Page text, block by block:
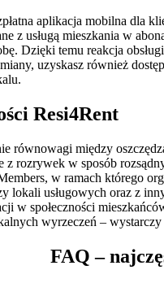
aplikacja mobilna dla
z usługą mieszkania w
Dzięki temu reakcja
uzyskasz również
Resi4Rent
równowagi między
rozrywek w sposób
w ramach którego
lokali usługowych oraz z
w społeczności
wyrzeczeń –
FAQ –